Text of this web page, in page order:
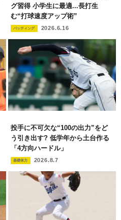
グ習得 小学生に最適...長打生
む“打球速度アップ術”
バッティング 2026.6.16
投手に不可欠な“100の出力”をど
う引き出す? 低学年から土台作る
「4方向ハードル」
基礎体力 2026.8.7